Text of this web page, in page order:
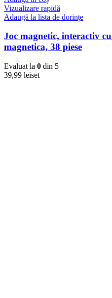
Vizualizare rapidă
Adaugă la lista de dorințe
Joc magnetic, interactiv
magnetica, 38 piese
Evaluat la 0 din 5
39,99 leiset